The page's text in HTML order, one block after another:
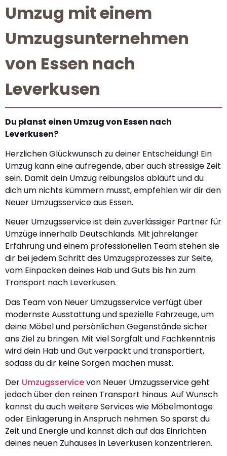
Umzug mit einem
Umzugsunternehmen
von Essen nach
Leverkusen
Du planst einen Umzug von Essen nach
Leverkusen?
Herzlichen Glückwunsch zu deiner Entscheidung! Ein
Umzug kann eine aufregende, aber auch stressige Zeit
sein. Damit dein Umzug reibungslos abläuft und du
dich um nichts kümmern musst, empfehlen wir dir den
Neuer Umzugsservice aus Essen.
Neuer Umzugsservice ist dein zuverlässiger Partner für
Umzüge innerhalb Deutschlands. Mit jahrelanger
Erfahrung und einem professionellen Team stehen sie
dir bei jedem Schritt des Umzugsprozesses zur Seite,
vom Einpacken deines Hab und Guts bis hin zum
Transport nach Leverkusen.
Das Team von Neuer Umzugsservice verfügt über
modernste Ausstattung und spezielle Fahrzeuge, um
deine Möbel und persönlichen Gegenstände sicher
ans Ziel zu bringen. Mit viel Sorgfalt und Fachkenntnis
wird dein Hab und Gut verpackt und transportiert,
sodass du dir keine Sorgen machen musst.
Der Umzugsservicevon Neuer Umzugsservice geht
jedoch über den reinen Transport hinaus. Auf Wunsch
kannst du auch weitere Services wie Möbelmontage
oder Einlagerung in Anspruch nehmen. So sparst du
Zeit und Energie und kannst dich auf das Einrichten
deines neuen Zuhauses in Leverkusen konzentrieren.